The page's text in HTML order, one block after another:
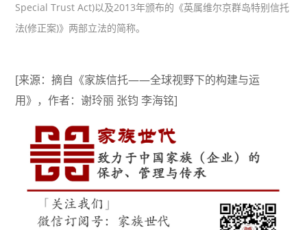
Special Trust Act)以及2013年颁布的《英属维尔京群岛特别信托
法(修正案)》两部立法的简称。
[来源：摘自《家族信托——全球视野下的构建与运
用》，作者：谢玲丽 张钧 李海铭]